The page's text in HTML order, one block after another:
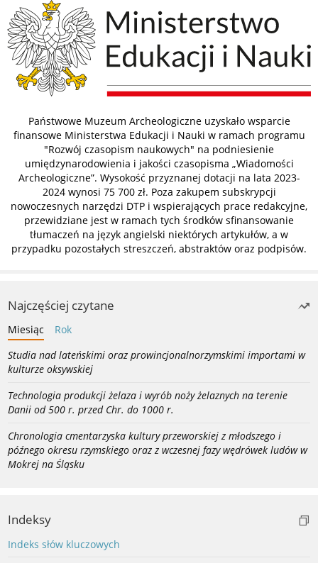
Państwowe Muzeum Archeologiczne uzyskało wsparcie
finansowe Ministerstwa Edukacji i Nauki w ramach programu
"Rozwój czasopism naukowych" na podniesienie
umiędzynarodowienia i jakości czasopisma „Wiadomości
Archeologiczne”. Wysokość przyznanej dotacji na lata 2023-
2024 wynosi 75 700 zł. Poza zakupem subskrypcji
nowoczesnych narzędzi DTP i wspierających prace redakcyjne,
przewidziane jest w ramach tych środków sfinansowanie
tłumaczeń na język angielski niektórych artykułów, a w
przypadku pozostałych streszczeń, abstraktów oraz podpisów.
Najczęściej czytane
Miesiąc
Rok
Studia nad lateńskimi oraz prowincjonalnorzymskimi importami w
kulturze oksywskiej
Technologia produkcji żelaza i wyrób noży żelaznych na terenie
Danii od 500 r. przed Chr. do 1000 r.
Chronologia cmentarzyska kultury przeworskiej z młodszego i
późnego okresu rzymskiego oraz z wczesnej fazy wędrówek ludów w
Mokrej na Śląsku
Indeksy
Indeks słów kluczowych